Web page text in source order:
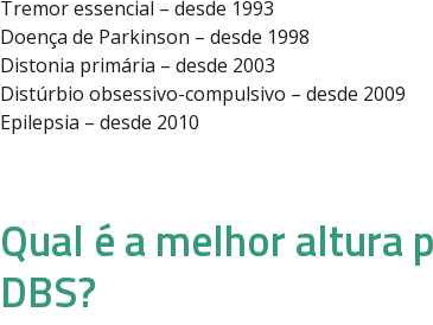
Tremor essencial – desde 1993
Doença de Parkinson – desde 1998
Distonia primária – desde 2003
Distúrbio obsessivo-compulsivo – desde 2009
Epilepsia – desde 2010
Qual é a melhor altura
DBS?